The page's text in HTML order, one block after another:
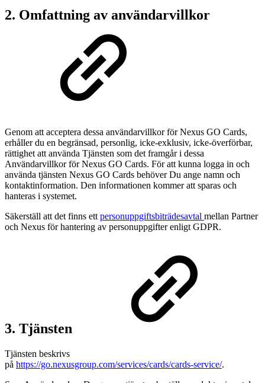
2. Omfattning av användarvillkor
Genom att acceptera dessa användarvillkor för Nexus GO Cards,
erhåller du en begränsad, personlig, icke-exklusiv, icke-överförbar,
rättighet att använda Tjänsten som det framgår i dessa
Användarvillkor för Nexus GO Cards. För att kunna logga in och
använda tjänsten Nexus GO Cards behöver Du ange namn och
kontaktinformation. Den informationen kommer att sparas och
hanteras i systemet.
Säkerställ att det finns ettpersonuppgiftsbiträdesavtal mellan Partner
och Nexus för hantering av personuppgifter enligt GDPR.
3. Tjänsten
Tjänsten beskrivs
på https://go.nexusgroup.com/services/cards/cards-service/.